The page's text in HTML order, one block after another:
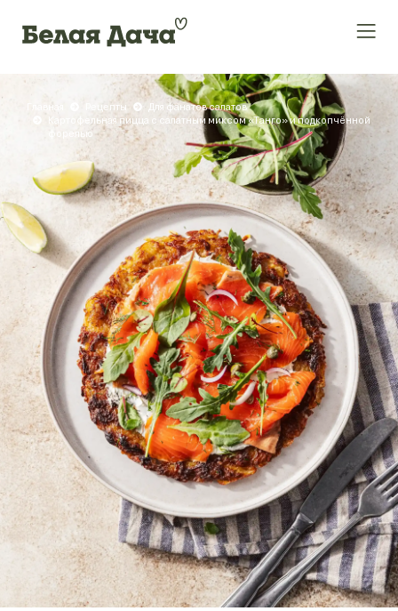
Главная Рецепты
Для фанатов салатов
Картофельная пицца с салатным миксом «Танго» и подкопчённой
форелью